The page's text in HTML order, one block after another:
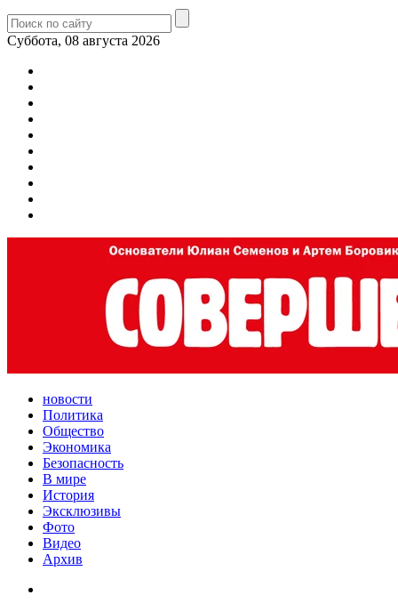
Суббота, 08 августа 2026
новости
Политика
Общество
Экономика
Безопасность
В мире
История
Эксклюзивы
Фото
Видео
Архив